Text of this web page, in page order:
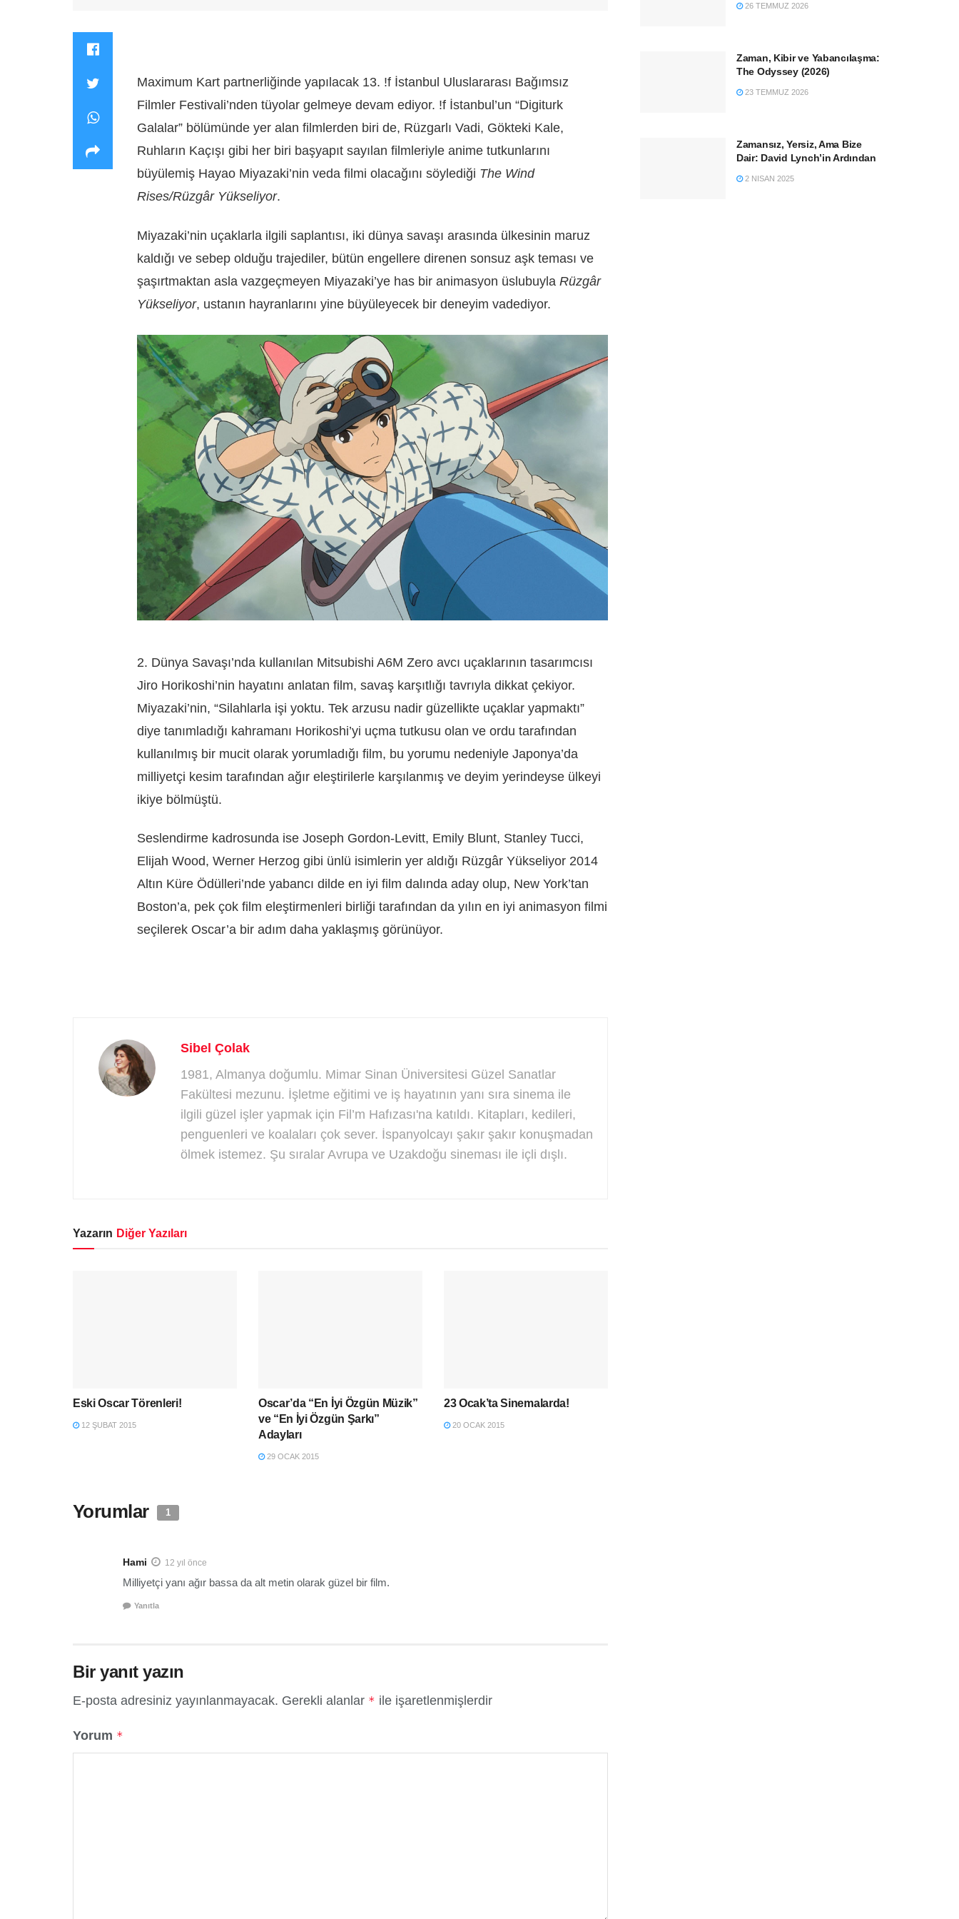
Maximum Kart partnerliğinde yapılacak 13. !f İstanbul Uluslararası Bağımsız
Filmler Festivali’nden tüyolar gelmeye devam ediyor. !f İstanbul’un “Digiturk
Galalar” bölümünde yer alan filmlerden biri de, Rüzgarlı Vadi, Gökteki Kale,
Ruhların Kaçışı gibi her biri başyapıt sayılan filmleriyle anime tutkunlarını
büyülemiş Hayao Miyazaki’nin veda filmi olacağını söylediği The Wind
Rises/Rüzgâr Yükseliyor.
Miyazaki’nin uçaklarla ilgili saplantısı, iki dünya savaşı arasında ülkesinin maruz
kaldığı ve sebep olduğu trajediler, bütün engellere direnen sonsuz aşk teması ve
şaşırtmaktan asla vazgeçmeyen Miyazaki’ye has bir animasyon üslubuyla Rüzgâr
Yükseliyor, ustanın hayranlarını yine büyüleyecek bir deneyim vadediyor.
2. Dünya Savaşı’nda kullanılan Mitsubishi A6M Zero avcı uçaklarının tasarımcısı
Jiro Horikoshi’nin hayatını anlatan film, savaş karşıtlığı tavrıyla dikkat çekiyor.
Miyazaki’nin, “Silahlarla işi yoktu. Tek arzusu nadir güzellikte uçaklar yapmaktı”
diye tanımladığı kahramanı Horikoshi’yi uçma tutkusu olan ve ordu tarafından
kullanılmış bir mucit olarak yorumladığı film, bu yorumu nedeniyle Japonya’da
milliyetçi kesim tarafından ağır eleştirilerle karşılanmış ve deyim yerindeyse ülkeyi
ikiye bölmüştü.
Seslendirme kadrosunda ise Joseph Gordon-Levitt, Emily Blunt, Stanley Tucci,
Elijah Wood, Werner Herzog gibi ünlü isimlerin yer aldığı Rüzgâr Yükseliyor 2014
Altın Küre Ödülleri’nde yabancı dilde en iyi film dalında aday olup, New York’tan
Boston’a, pek çok film eleştirmenleri birliği tarafından da yılın en iyi animasyon filmi
seçilerek Oscar’a bir adım daha yaklaşmış görünüyor.
Sibel Çolak
1981, Almanya doğumlu. Mimar Sinan Üniversitesi Güzel Sanatlar
Fakültesi mezunu. İşletme eğitimi ve iş hayatının yanı sıra sinema ile
ilgili güzel işler yapmak için Fil’m Hafızası'na katıldı. Kitapları, kedileri,
penguenleri ve koalaları çok sever. İspanyolcayı şakır şakır konuşmadan
ölmek istemez. Şu sıralar Avrupa ve Uzakdoğu sineması ile içli dışlı.
Yazarın Diğer Yazıları
Eski Oscar Törenleri!
12 ŞUBAT 2015
Oscar’da “En İyi Özgün Müzik”
ve “En İyi Özgün Şarkı”
Adayları
29 OCAK 2015
23 Ocak’ta Sinemalarda!
20 OCAK 2015
Yorumlar 1
Hami 12 yıl önce
Milliyetçi yanı ağır bassa da alt metin olarak güzel bir film.
Yanıtla
Bir yanıt yazın
E-posta adresiniz yayınlanmayacak. Gerekli alanlar * ile işaretlenmişlerdir
Yorum *
26 TEMMUZ 2026
Zaman, Kibir ve Yabancılaşma:
The Odyssey (2026)
23 TEMMUZ 2026
Zamansız, Yersiz, Ama Bize
Dair: David Lynch’in Ardından
2 NISAN 2025